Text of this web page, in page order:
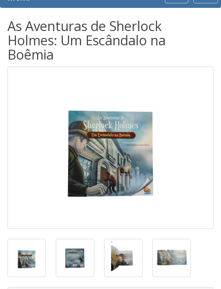
As Aventuras de Sherlock
Holmes: Um Escândalo na
Boêmia